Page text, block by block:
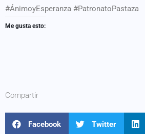
#ÁnimoyEsperanza #PatronatoPastaza
Me gusta esto:
Compartir
Facebook Twitter